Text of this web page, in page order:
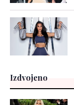
Izdvojeno